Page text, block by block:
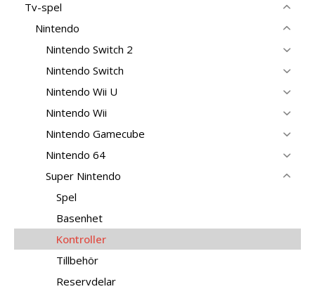
Tv-spel
Nintendo
Nintendo Switch 2
Nintendo Switch
Nintendo Wii U
Nintendo Wii
Nintendo Gamecube
Nintendo 64
Super Nintendo
Spel
Basenhet
Kontroller
Tillbehör
Reservdelar